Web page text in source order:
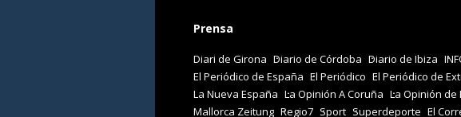
Prensa
Diari de Girona Diario de Córdoba Diario de Ibiza
El Periódico de España El Periódico El Periódico de
La Nueva España La Opinión A Coruña La Opinión de
Mallorca Zeitung Regio7 Sport Superdeporte El